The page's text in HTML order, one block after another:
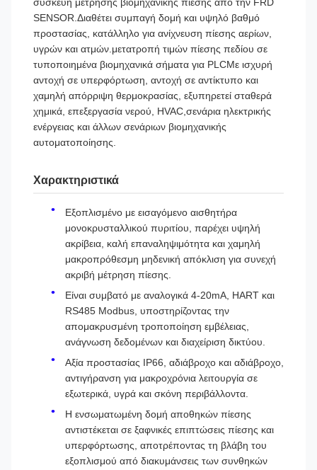
SENSOR.Διαθέτει συμπαγή δομή και υψηλό βαθμό
προστασίας, κατάλληλο για ανίχνευση πίεσης αερίων,
υγρών και ατμών.μετατροπή τιμών πίεσης πεδίου σε
τυποποιημένα βιομηχανικά σήματα για PLCΜε ισχυρή
αντοχή σε υπερφόρτωση, αντοχή σε αντίκτυπο και
χαμηλή απόρριψη θερμοκρασίας, εξυπηρετεί σταθερά
χημικά, επεξεργασία νερού, HVAC,σενάρια ηλεκτρικής
ενέργειας και άλλων σενάριων βιομηχανικής
αυτοματοποίησης.
Χαρακτηριστικά
Εξοπλισμένο με εισαγόμενο αισθητήρα
μονοκρυσταλλικού πυριτίου, παρέχει υψηλή
ακρίβεια, καλή επαναληψιμότητα και χαμηλή
μακροπρόθεσμη μηδενική απόκλιση για συνεχή
ακριβή μέτρηση πίεσης.
Είναι συμβατό με αναλογικά 4-20mA, HART και
RS485 Modbus, υποστηρίζοντας την
απομακρυσμένη τροποποίηση εμβέλειας,
ανάγνωση δεδομένων και διαχείριση δικτύου.
Αξία προστασίας IP66, αδιάβροχο και αδιάβροχο,
αντιγήρανση για μακροχρόνια λειτουργία σε
εξωτερικά, υγρά και σκόνη περιβάλλοντα.
Η ενσωματωμένη δομή αποθηκών πίεσης
αντιστέκεται σε ξαφνικές επιπτώσεις πίεσης και
υπερφόρτωσης, αποτρέποντας τη βλάβη του
εξοπλισμού από διακυμάνσεις των συνθηκών